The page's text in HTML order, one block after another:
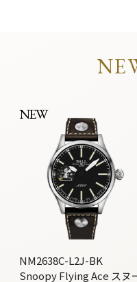
NEW
NM2638C-L2J-BK
Snoopy Flying Ace スヌ